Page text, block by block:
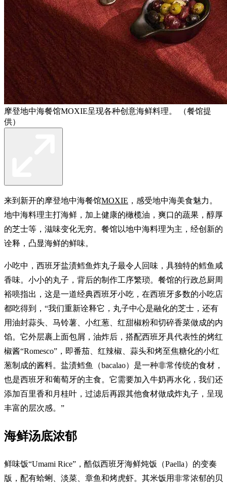
摩登地中海餐馆MOXIE呈现各种创意海鲜料理。 （餐馆提
供）
来到新开的摩登地中海餐馆MOXIE ，感受地中海美食魅力。
地中海料理主打海鲜，加上健康的橄榄油，爽口的蔬果，醇厚
的芝士等，滋味变化无穷。餐馆以地中海料理为主，经创新的
诠释，凸显海鲜的鲜味。
小吃中，西班牙盐渍鳕鱼炸丸子最令人回味，具独特的鳕鱼咸
香味。小小的丸子，背后的制作工序繁琐。餐馆的行政总厨周
裕喨指出，这是一道经典西班牙小吃，在西班牙多数的小吃店
都吃得到，“我们重新诠释它，丸子中心是融化的芝士，还有
用油封蒜头、马铃薯、小红葱、红甜椒粉和切碎香菜做成的内
馅。它外层裹上面包屑，油炸后，搭配西班牙具代表性的烤红
椒酱“Romesco”，即番茄、红辣椒、蒜头和烤至焦糖化的小红
葱制成的酱料。盐渍鳕鱼（bacalao）是一种非常传统的食材，
也是西班牙和葡萄牙的主食。它需要加入牛奶再水化，我们还
添加百里香和月桂叶，过滤后再跟其他食材做成炸丸子，呈现
丰富的层次感。”
海鲜汤底浓郁
鲜味饭“Umami Rice”，酷似西班牙海鲜炖饭（Paella）的变奏
版，配有蛤蜊、淡菜、章鱼和烤虎虾。其米饭用非常浓郁的贝